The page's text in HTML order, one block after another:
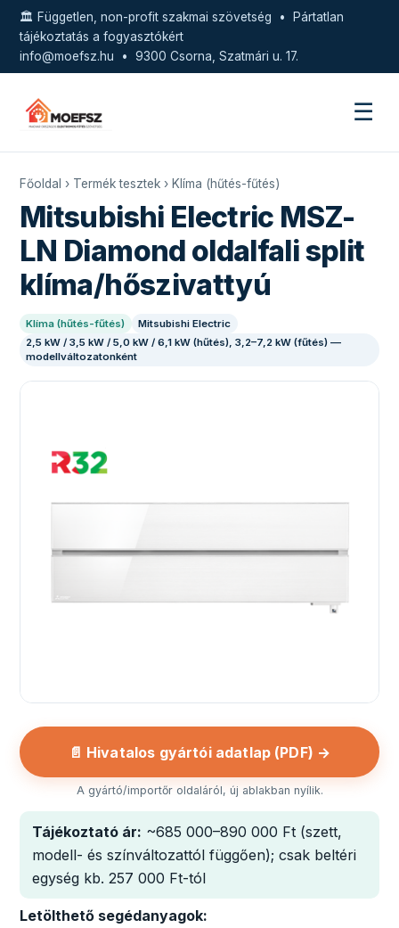
🏛️ Független, non-profit szakmai szövetség • Pártatlan
tájékoztatás a fogyasztókért
info@moefsz.hu • 9300 Csorna, Szatmári u. 17.
☰
Főoldal › Termék tesztek › Klíma (hűtés-fűtés)
Mitsubishi Electric MSZ-
LN Diamond oldalfali split
klíma/hőszivattyú
Klíma (hűtés-fűtés)
Mitsubishi Electric
2,5 kW / 3,5 kW / 5,0 kW / 6,1 kW (hűtés), 3,2–7,2 kW (fűtés) —
modellváltozatonként
📄 Hivatalos gyártói adatlap (PDF) →
A gyártó/importőr oldaláról, új ablakban nyílik.
Tájékoztató ár: ~685 000–890 000 Ft (szett,
modell- és színváltozattól függően); csak beltéri
egység kb. 257 000 Ft-tól
Letölthető segédanyagok: